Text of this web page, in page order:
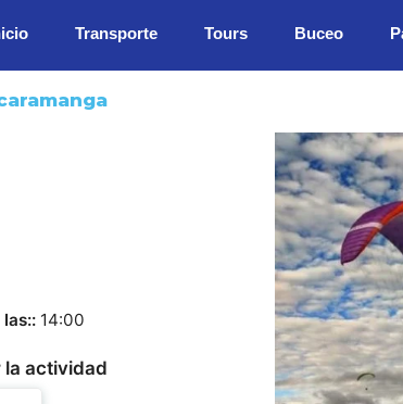
Transporte Tours Buceo
las: 14:00
la actividad